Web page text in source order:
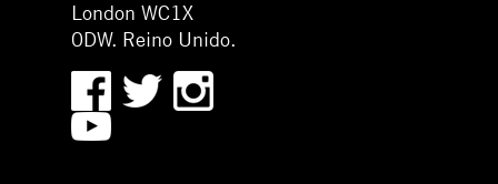
London WC1X
0DW. Reino Unido.